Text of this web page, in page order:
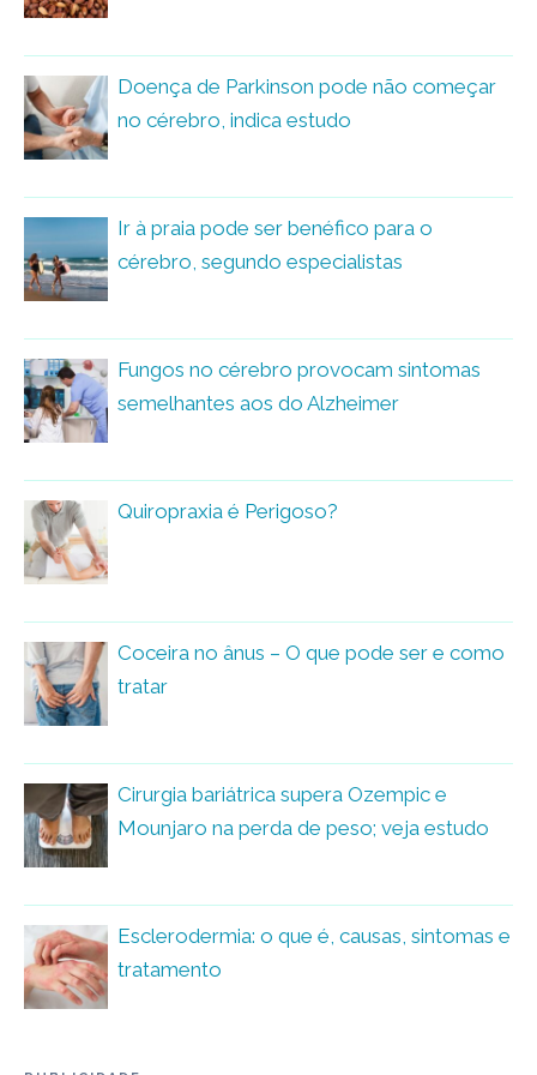
Doença de Parkinson pode não começar
no cérebro, indica estudo
Ir à praia pode ser benéfico para o
cérebro, segundo especialistas
Fungos no cérebro provocam sintomas
semelhantes aos do Alzheimer
Quiropraxia é Perigoso?
Coceira no ânus – O que pode ser e como
tratar
Cirurgia bariátrica supera Ozempic e
Mounjaro na perda de peso; veja estudo
Esclerodermia: o que é, causas, sintomas e
tratamento